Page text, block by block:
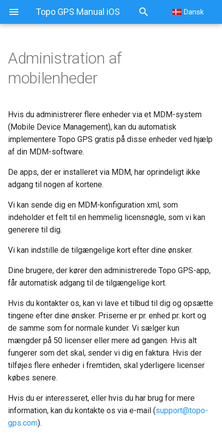
Topo GPS Manual iOS Dansk
Administration af
mobilenheder
Hvis du administrerer flere enheder via et MDM-system
(Mobile Device Management), kan du automatisk
implementere Topo GPS gratis på disse enheder ved hjælp
af din MDM-software.
De apps, der er installeret via MDM, har oprindeligt ikke
adgang til nogen af kortene.
Vi kan sende dig en MDM-konfiguration xml, som
indeholder et felt til en hemmelig licensnøgle, som vi kan
generere til dig.
Vi kan indstille de tilgængelige kort efter dine ønsker.
Dine brugere, der kører den administrerede Topo GPS-app,
får automatisk adgang til de tilgængelige kort.
Hvis du kontakter os, kan vi lave et tilbud til dig og opsætte
tingene efter dine ønsker. Priserne er pr. enhed pr. kort og
de samme som for normale kunder. Vi sælger kun
mængder på 50 licenser eller mere ad gangen. Hvis alt
fungerer som det skal, sender vi dig en faktura. Hvis der
tilføjes flere enheder i fremtiden, skal yderligere licenser
købes senere.
Hvis du er interesseret, eller hvis du har brug for mere
information, kan du kontakte os via e-mail (support@topo-
gps.com).